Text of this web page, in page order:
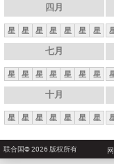
四月
星 星 星 星 星 星 星
七月
星 星 星 星 星 星 星
十月
星 星 星 星 星 星 星
联合国© 2026 版权所有